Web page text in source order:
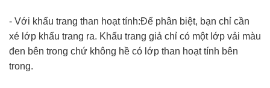
- Với khẩu trang than hoạt tính:Để phân biệt, bạn chỉ cần
xé lớp khẩu trang ra. Khẩu trang giả chỉ có một lớp vải màu
đen bên trong chứ không hề có lớp than hoạt tính bên
trong.